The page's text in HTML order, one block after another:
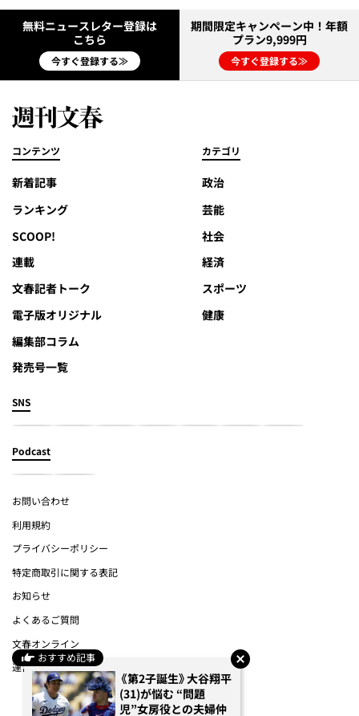
おすすめ記事
《第2子誕生》大谷翔平
(31)が悩む “問題
児”女房役との夫婦仲
無料ニュースレター登録は
こちら
今すぐ登録する≫
期間限定キャンペーン中！年額
プラン9,999円
今すぐ登録する≫
コンテンツ
新着記事
ランキング
SCOOP!
連載
文春記者トーク
電子版オリジナル
編集部コラム
発売号一覧
カテゴリ
政治
芸能
社会
経済
スポーツ
健康
SNS
Podcast
お問い合わせ
利用規約
プライバシーポリシー
特定商取引に関する表記
お知らせ
よくあるご質問
文春オンライン
運営会社
(c) Bungeishunju Ltd.